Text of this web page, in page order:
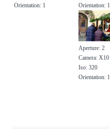
Orientation: 1
Orientation: 1
Aperture: 2
Camera: X10
Iso: 320
Orientation: 1